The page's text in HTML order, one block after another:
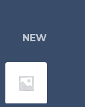
NEW